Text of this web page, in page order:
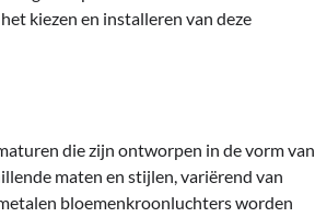
kiezen en installeren van deze
die zijn ontworpen in de vorm van
maten en stijlen, variërend van
bloemenkroonluchters worden